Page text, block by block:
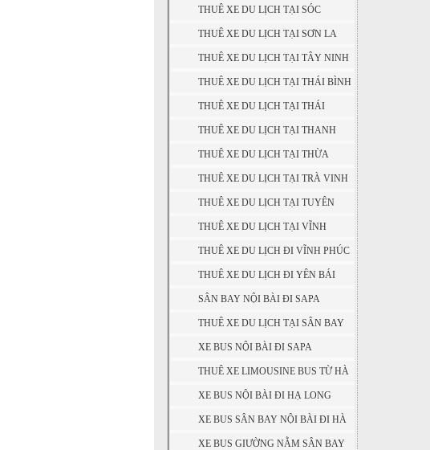
TRỊ
THUÊ XE DU LỊCH TẠI SÓC
TRĂNG
THUÊ XE DU LỊCH TẠI SƠN LA
THUÊ XE DU LỊCH TẠI TÂY NINH
THUÊ XE DU LỊCH TẠI THÁI BÌNH
THUÊ XE DU LỊCH TẠI THÁI
NGUYÊN
THUÊ XE DU LỊCH TẠI THANH
HÓA
THUÊ XE DU LỊCH TẠI THỪA
THIÊN - HUẾ
THUÊ XE DU LỊCH TẠI TRÀ VINH
THUÊ XE DU LỊCH TẠI TUYÊN
QUANG
THUÊ XE DU LỊCH TẠI VĨNH
LONG
THUÊ XE DU LỊCH ĐI VĨNH PHÚC
THUÊ XE DU LỊCH ĐI YÊN BÁI
SÂN BAY NỘI BÀI ĐI SAPA
THUÊ XE DU LỊCH TẠI SÂN BAY
NỘI BÀI
XE BUS NỘI BÀI ĐI SAPA
THUÊ XE LIMOUSINE BUS TỪ HÀ
NỘI ( SÂN BAY NỘI BÀI ) ĐI SAPA
XE BUS NỘI BÀI ĐI HẠ LONG
XE BUS SÂN BAY NỘI BÀI ĐI HÀ
GIANG
XE BUS GIƯỜNG NẰM SÂN BAY